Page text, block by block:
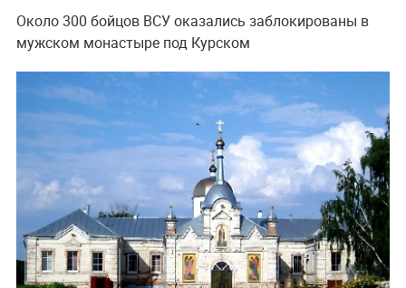
Около 300 бойцов ВСУ оказались заблокированы в
мужском монастыре под Курском